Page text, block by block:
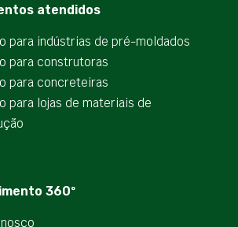
atendidos
para indústrias de pré-moldados
para construtoras
para concreteiras
para lojas de materiais de
360º